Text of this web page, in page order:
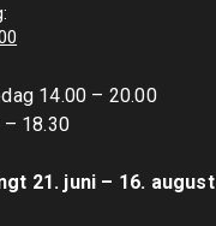
14.00 – 20.00
– 18.30
21. juni – 16. august